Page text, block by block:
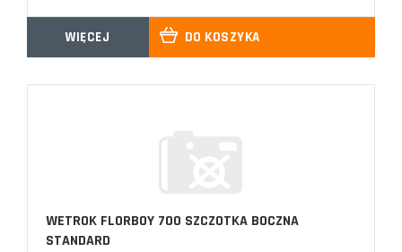
WIĘCEJ DO KOSZYKA
WETROK FLORBOY 700 SZCZOTKA BOCZNA
STANDARD